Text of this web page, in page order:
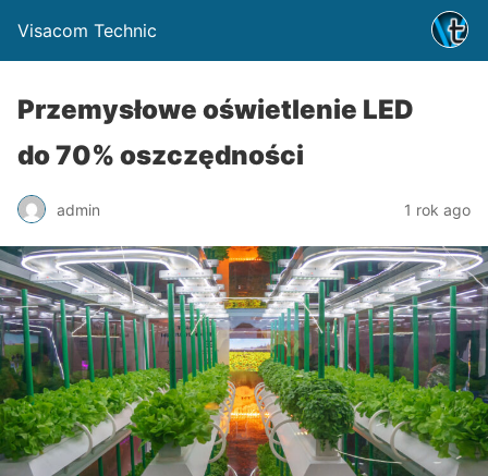
Visacom Technic
Przemysłowe oświetlenie LED
do 70% oszczędności
admin 1 rok ago